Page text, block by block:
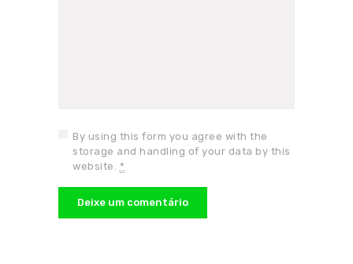
By using this form you agree with the
storage and handling of your data by this
website. *